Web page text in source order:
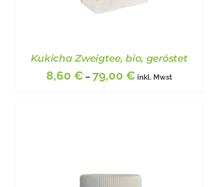
BESCHREIBUNG DIESES
/ DETAILS
Kukicha Zweigtee, bio, geröstet
8,60 € – 79,00 € inkl. Mwst